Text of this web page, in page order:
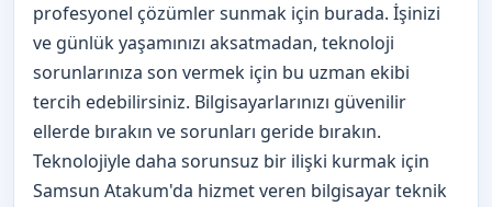
profesyonel çözümler sunmak için burada. İşinizi
ve günlük yaşamınızı aksatmadan, teknoloji
sorunlarınıza son vermek için bu uzman ekibi
tercih edebilirsiniz. Bilgisayarlarınızı güvenilir
ellerde bırakın ve sorunları geride bırakın.
Teknolojiyle daha sorunsuz bir ilişki kurmak için
Samsun Atakum'da hizmet veren bilgisayar teknik